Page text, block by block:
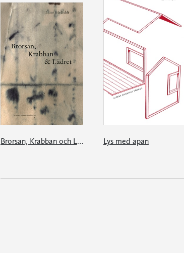
Brorsan, Krabban och Lädret Lys med apan